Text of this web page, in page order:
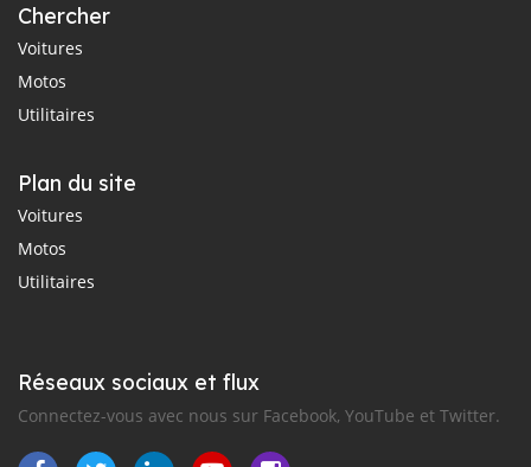
Chercher
Voitures
Motos
Utilitaires
Plan du site
Voitures
Motos
Utilitaires
Réseaux sociaux et flux
Connectez-vous avec nous sur Facebook, YouTube et Twitter.